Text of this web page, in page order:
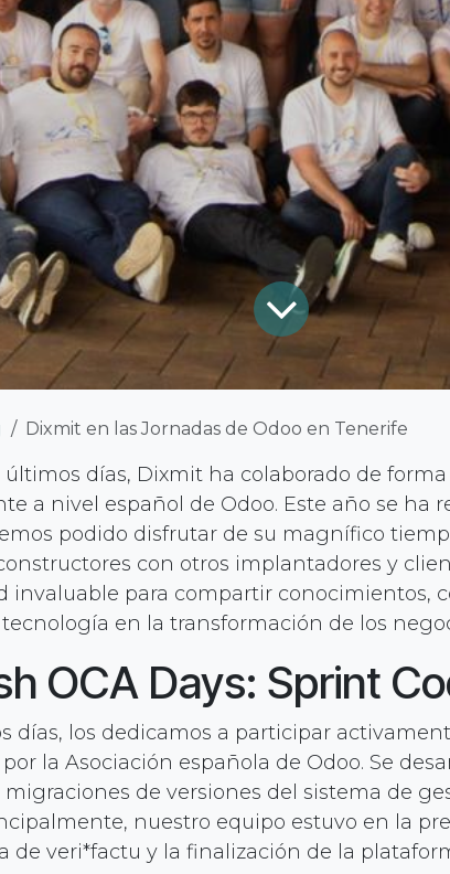
Dixmit en las Jornadas de Odoo en Tenerife
últimos días, Dixmit ha colaborado de
a nivel español de Odoo. Este año se ha
podido disfrutar de su magnífico
con otros implantadores y
invaluable para compartir conocimientos,
en la transformación de los
OCA Days: Sprint
días, los dedicamos a participar
la Asociación española de Odoo. Se
migraciones de versiones del sistema de
nuestro equipo estuvo en la
de veri*factu y la finalización de la